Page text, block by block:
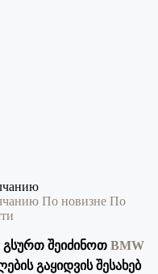
По новизне По
გსურთ შეიძინოთ BMW
გაყიდვის შესახებ